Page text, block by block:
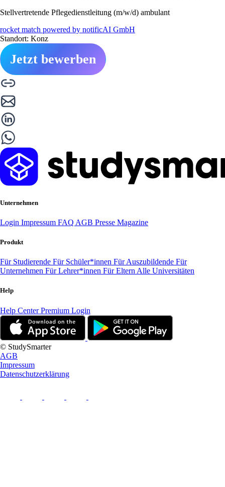
Stellvertretende Pflegedienstleitung (m/w/d) ambulant
rocket match powered by notificAI GmbH
Standort: Konz
Jetzt bewerben
Unternehmen
Login Impressum FAQ AGB Presse Magazine
Produkt
Für Studierende Für Schüler*innen Für Auszubildende Für
Unternehmen Für Lehrer*innen Für Eltern Alle Universitäten
Help
Help CenterPremium Login
© StudySmarter
AGB
Impressum
Datenschutzerklärung